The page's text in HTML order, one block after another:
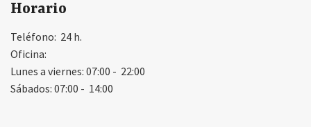
Horario
Teléfono: 24 h.
Oficina:
Lunes a viernes: 07:00 - 22:00
Sábados: 07:00 - 14:00